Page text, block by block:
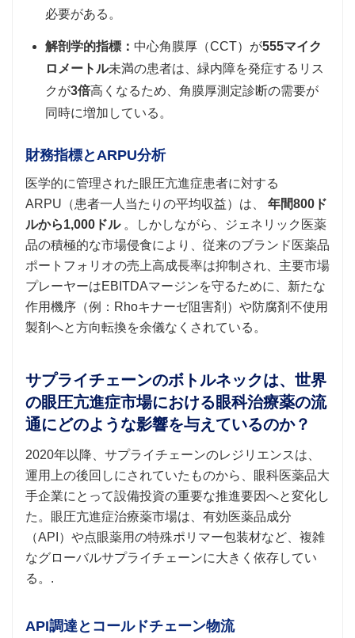
必要がある。
解剖学的指標： 中心角膜厚（CCT）が555マイク
ロメートル未満の患者は、緑内障を発症するリス
クが3倍高くなるため、角膜厚測定診断の需要が
同時に増加している。
財務指標とARPU分析
医学的に管理された眼圧亢進症患者に対する
ARPU（患者一人当たりの平均収益）は、 年間800ド
ルから1,000ドル。しかしながら、ジェネリック医薬
品の積極的な市場侵食により、従来のブランド医薬品
ポートフォリオの売上高成長率は抑制され、主要市場
プレーヤーはEBITDAマージンを守るために、新たな
作用機序（例：Rhoキナーゼ阻害剤）や防腐剤不使用
製剤へと方向転換を余儀なくされている。
サプライチェーンのボトルネックは、世界
の眼圧亢進症市場における眼科治療薬の流
通にどのような影響を与えているのか？
2020年以降、サプライチェーンのレジリエンスは、
運用上の後回しにされていたものから、眼科医薬品大
手企業にとって設備投資の重要な推進要因へと変化し
た。眼圧亢進症治療薬市場は、有効医薬品成分
（API）や点眼薬用の特殊ポリマー包装材など、複雑
なグローバルサプライチェーンに大きく依存してい
る。.
API調達とコールドチェーン物流